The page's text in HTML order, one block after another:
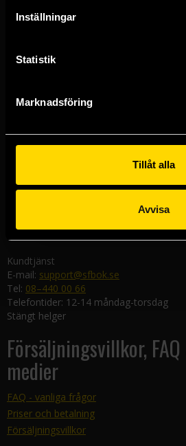
Inställningar
Statistik
Marknadsföring
Tillåt alla
Avvisa
Butiker & kundtjänst
Västerlånggatan 48
Göteborgsbutiken
Kungsgatan 19
Malmöbutiken
582 19 Linköping
Kundtjänst
E-mail: support@sfbok.se
Tel: 08–440 00 66
Telefontider: 12-14 måndag-torsdag
Stängt helger
Försäljningsvillkor,
medier
FAQ - vanliga frågor
Priser och betalning
Försäljningsvillkor